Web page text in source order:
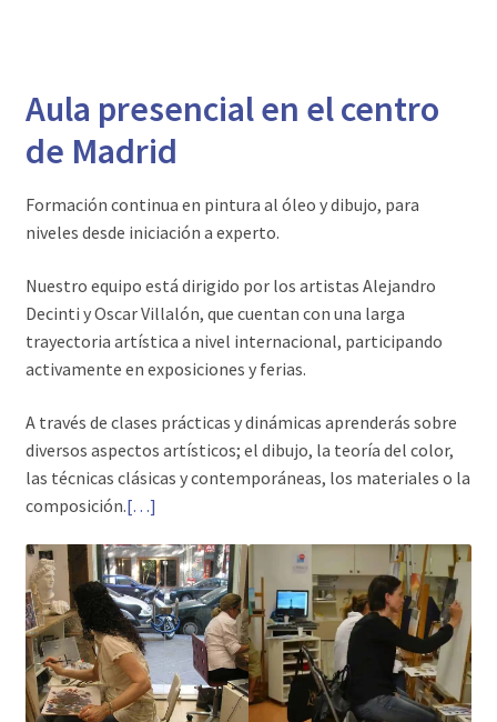
Aula presencial en el centro
de Madrid
Formación continua en pintura al óleo y dibujo, para
niveles desde iniciación a experto.
Nuestro equipo está dirigido por los artistas Alejandro
Decinti y Oscar Villalón, que cuentan con una larga
trayectoria artística a nivel internacional, participando
activamente en exposiciones y ferias.
A través de clases prácticas y dinámicas aprenderás sobre
diversos aspectos artísticos; el dibujo, la teoría del color,
las técnicas clásicas y contemporáneas, los materiales o la
composición.[…]